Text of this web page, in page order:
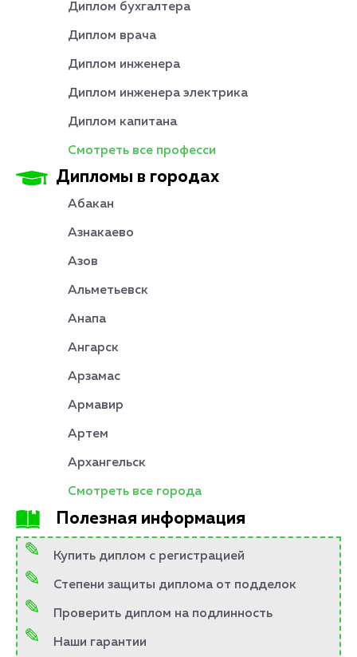
Диплом бухгалтера
Диплом врача
Диплом инженера
Диплом инженера электрика
Диплом капитана
Смотреть все професси
Дипломы в городах
Абакан
Азнакаево
Азов
Альметьевск
Анапа
Ангарск
Арзамас
Армавир
Артем
Архангельск
Смотреть все города
Полезная информация
Купить диплом с регистрацией
Степени защиты диплома от подделок
Проверить диплом на подлинность
Наши гарантии